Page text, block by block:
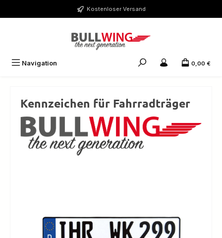
Zum Hauptinhalt springen Kostenloser Versand
Navigation 0,00 €
Kennzeichen für Fahrradträger